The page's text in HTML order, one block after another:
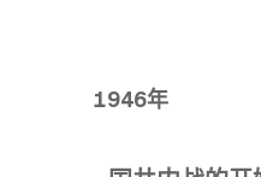
1946年